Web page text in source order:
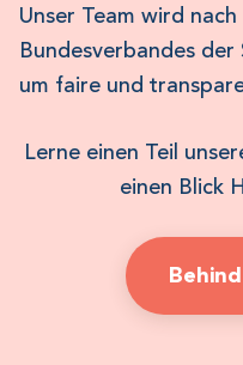
Unser Team wird
Bundesverbandes
um faire und
Lerne einen Teil
einen Blick